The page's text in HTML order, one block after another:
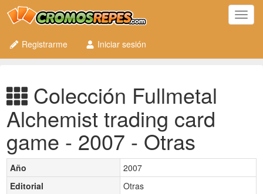
Registrarme
Iniciar sesión
Colección Fullmetal
Alchemist trading card
game - 2007 - Otras
Año
2007
Editorial
Otras